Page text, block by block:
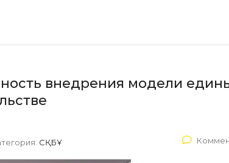
внедрения модели
СҚБҰ